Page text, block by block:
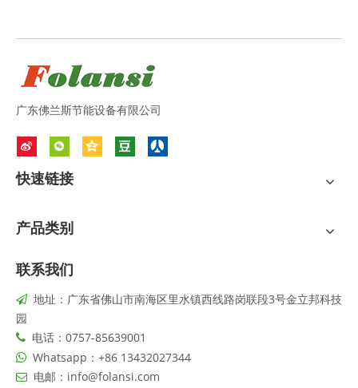
广东佛兰斯节能设备有限公司
快速链接
产品类别
联系我们
 地址：广东省佛山市南海区里水镇西线路岗联段3号金立邦科技
园
 电话：0757-85639001
 Whatsapp：+86 13432027344
 电邮： info@folansi.com